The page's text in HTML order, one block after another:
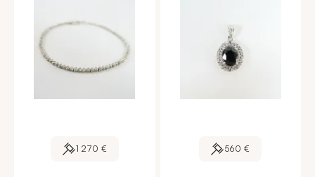
1 270 € 560 €